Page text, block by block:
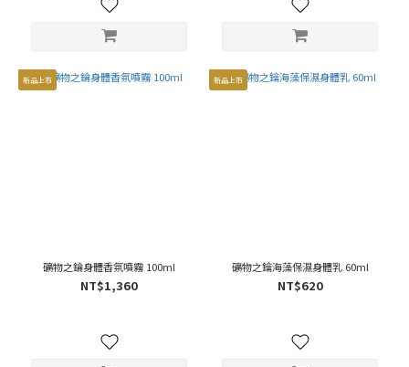
新品上市
礦物之錀身體香氛噴霧 100ml
NT$1,360
新品上市
礦物之鑰海藻保濕身體乳 60ml
NT$620